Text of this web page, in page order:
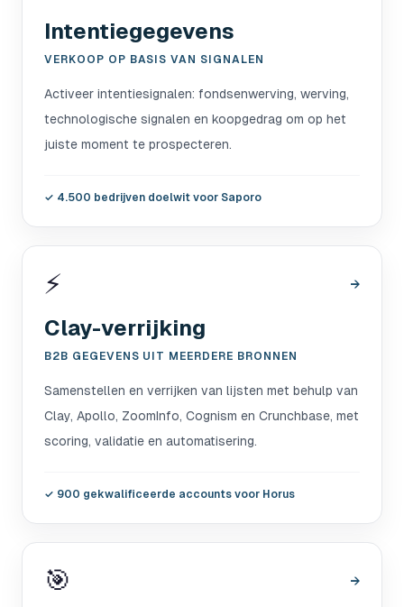
Intentiegegevens
VERKOOP OP BASIS VAN SIGNALEN
Activeer intentiesignalen: fondsenwerving, werving,
technologische signalen en koopgedrag om op het
juiste moment te prospecteren.
✓ 4.500 bedrijven doelwit voor Saporo
⚡ →
Clay-verrijking
B2B GEGEVENS UIT MEERDERE BRONNEN
Samenstellen en verrijken van lijsten met behulp van
Clay, Apollo, ZoomInfo, Cognism en Crunchbase, met
scoring, validatie en automatisering.
✓ 900 gekwalificeerde accounts voor Horus
🎯 →